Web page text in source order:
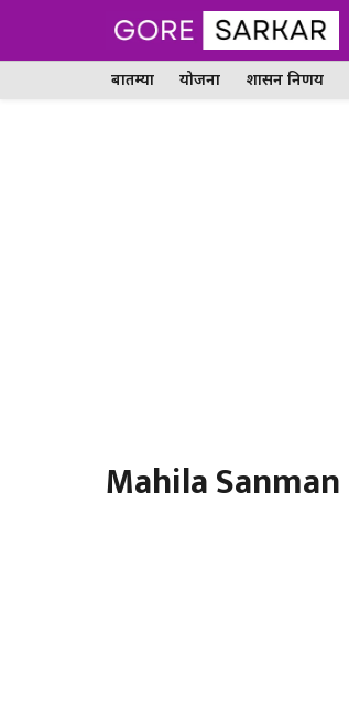
बातम्या योजना शासन निर्णय
Mahila